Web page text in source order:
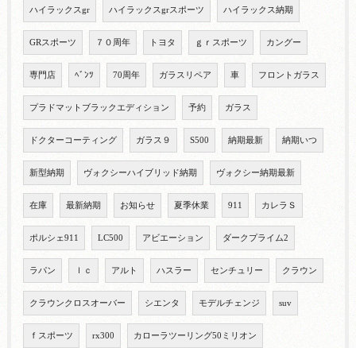
ハイラックスgr ハイラックスgrスポーツ ハイラックス納期
GRスポーツ ７０周年 トヨタ ｇｒスポーツ カングー
専門店 ﾍﾞﾝﾂ 70周年 ガラスリペア 車 フロントガラス
プラドマットブラックエディション 予約 ガラス
ドクターコーティング ガラス９ S500 納期最新 納期いつ
新型納期 ヴォクシーハイブリッド納期 ヴォクシー納期最新
在庫 最新納期 お知らせ 夏季休業 911 カレラＳ
ポルシェ911 LC500 アビエーション ダークプライム2
ラパン ｌｃ アルト ハスラー センチュリー クラウン
クラウンクロスオーバー シエンタ モデルチェンジ suv
ｆスポーツ rx300 カローラツーリング50ミリオン